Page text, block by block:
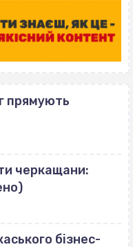
прямують
черкащани:
бізнес-